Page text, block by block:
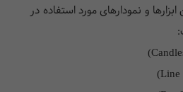
و نمودارهای مورد استفاده در